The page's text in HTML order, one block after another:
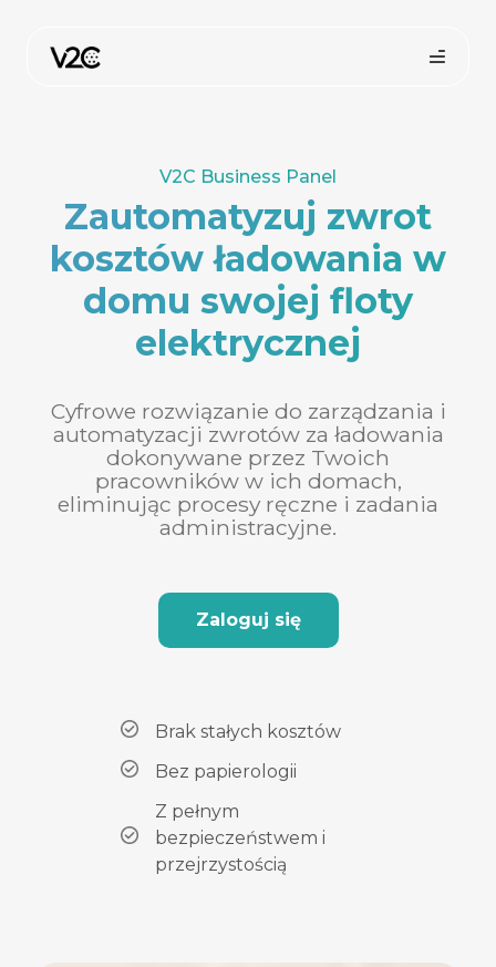
Kup online
V2C Business Panel
Zautomatyzuj zwrot
kosztów ładowania w
domu swojej floty
elektrycznej
Cyfrowe rozwiązanie do zarządzania i
automatyzacji zwrotów za ładowania
dokonywane przez Twoich
pracowników w ich domach,
eliminując procesy ręczne i zadania
administracyjne.
Zaloguj się
Brak stałych kosztów
Bez papierologii
Z pełnym
bezpieczeństwem i
przejrzystością